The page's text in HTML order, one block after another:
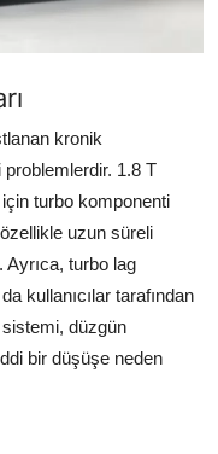
kronik
problemlerdir. 1.8 T
turbo komponenti
uzun süreli
Ayrıca, turbo lag
kullanıcılar tarafından
sistemi, düzgün
bir düşüşe neden